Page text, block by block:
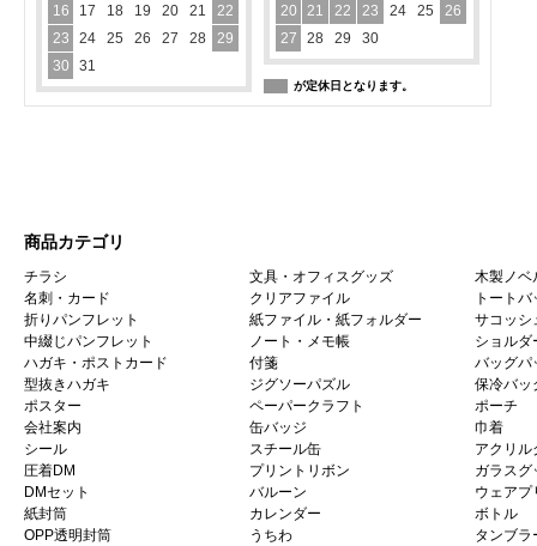
16 17 18 19 20 21
22
23
24 25 26 27 28
29
30
31
20 21 22 23 24 25
26
27
28 29 30
が定休日となります。
商品カテゴリ
チラシ
名刺・カード
折りパンフレット
中綴じパンフレット
ハガキ・ポストカード
型抜きハガキ
ポスター
会社案内
シール
圧着DM
DMセット
紙封筒
OPP透明封筒
文具・オフィスグッズ
クリアファイル
紙ファイル・紙フォルダー
ノート・メモ帳
付箋
ジグソーパズル
ペーパークラフト
缶バッジ
スチール缶
プリントリボン
バルーン
カレンダー
うちわ
木製ノベ
トートバ
サコッシ
ショルダ
バッグパ
保冷バッ
ポーチ
巾着
アクリル
ガラスグ
ウェアプ
ボトル
タンブラ